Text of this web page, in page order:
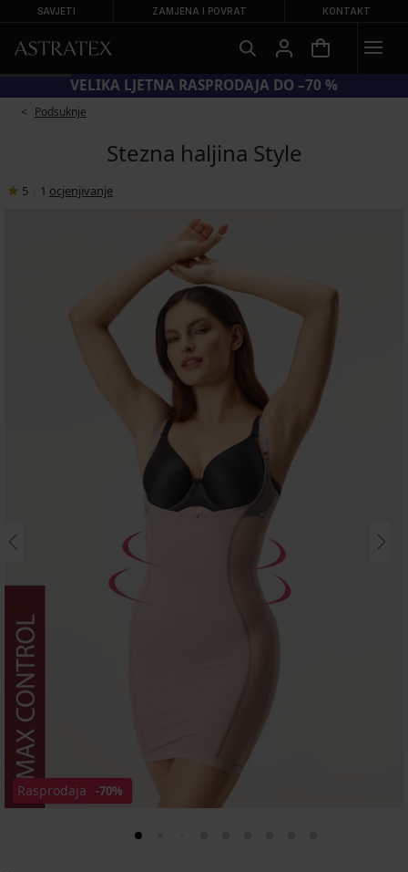
SAVJETI ZAMJENA I POVRAT KONTAKT
VELIKA LJETNA RASPRODAJA DO –70 %
Podsuknje
Stezna haljina Style
5 1 ocjenjivanje
Rasprodaja -70%